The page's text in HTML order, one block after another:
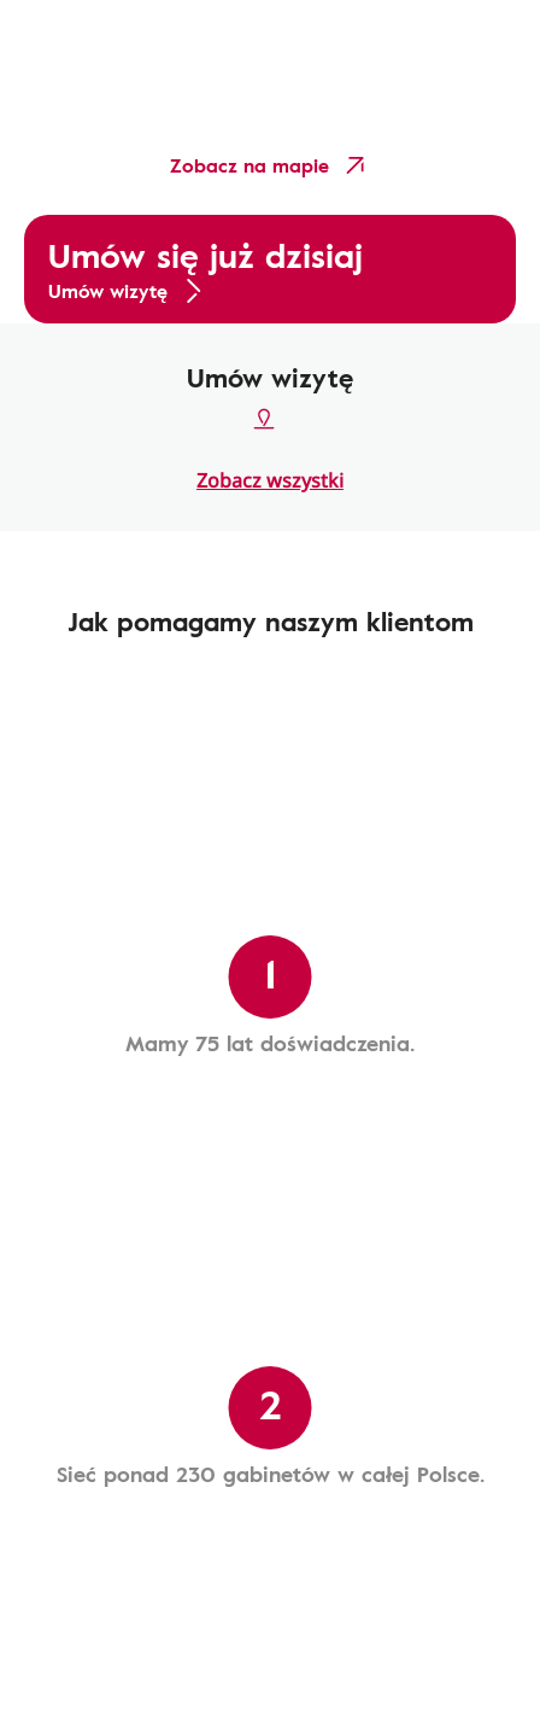
Zobacz na mapie
Umów się już dzisiaj
Umów wizytę
Umów wizytę
Zobacz wszystki
Jak pomagamy naszym klientom
1
Mamy 75 lat doświadczenia.
2
Sieć ponad 230 gabinetów w całej Polsce.